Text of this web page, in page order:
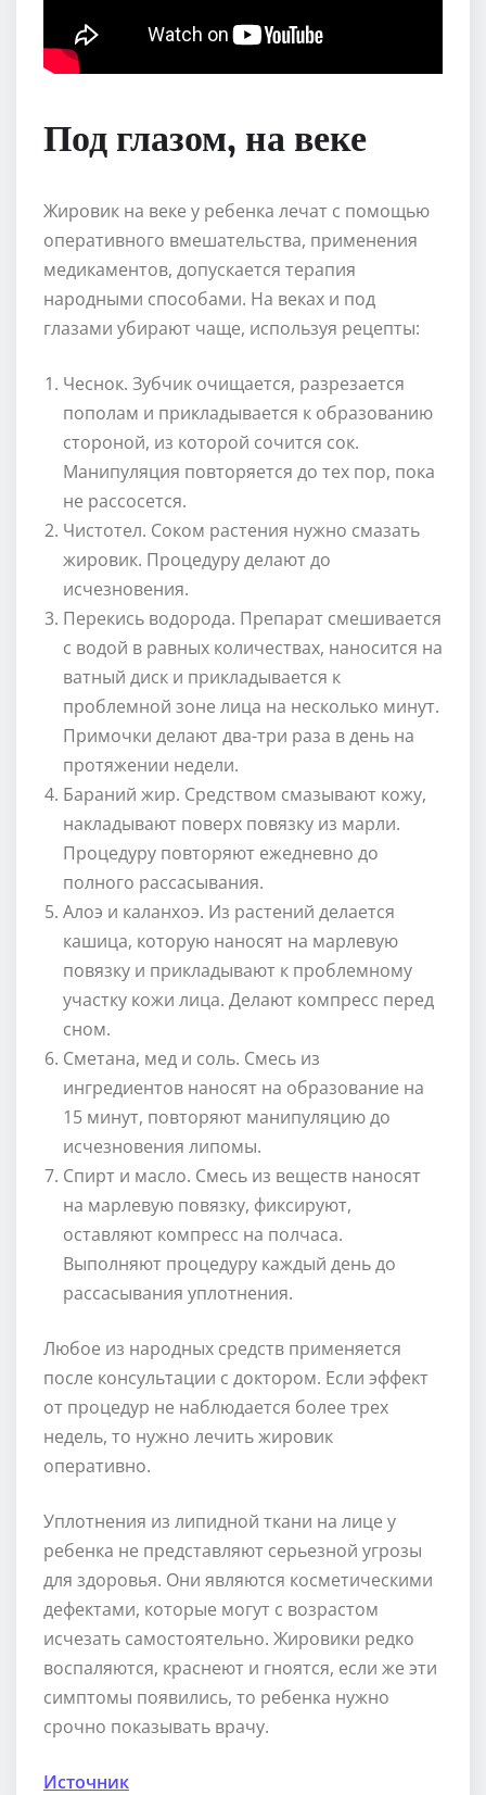
Под глазом, на веке
Жировик на веке у ребенка лечат с помощью
оперативного вмешательства, применения
медикаментов, допускается терапия
народными способами. На веках и под
глазами убирают чаще, используя рецепты:
Чеснок. Зубчик очищается, разрезается
пополам и прикладывается к образованию
стороной, из которой сочится сок.
Манипуляция повторяется до тех пор, пока
не рассосется.
Чистотел. Соком растения нужно смазать
жировик. Процедуру делают до
исчезновения.
Перекись водорода. Препарат смешивается
с водой в равных количествах, наносится на
ватный диск и прикладывается к
проблемной зоне лица на несколько минут.
Примочки делают два-три раза в день на
протяжении недели.
Бараний жир. Средством смазывают кожу,
накладывают поверх повязку из марли.
Процедуру повторяют ежедневно до
полного рассасывания.
Алоэ и каланхоэ. Из растений делается
кашица, которую наносят на марлевую
повязку и прикладывают к проблемному
участку кожи лица. Делают компресс перед
сном.
Сметана, мед и соль. Смесь из
ингредиентов наносят на образование на
15 минут, повторяют манипуляцию до
исчезновения липомы.
Спирт и масло. Смесь из веществ наносят
на марлевую повязку, фиксируют,
оставляют компресс на полчаса.
Выполняют процедуру каждый день до
рассасывания уплотнения.
Любое из народных средств применяется
после консультации с доктором. Если эффект
от процедур не наблюдается более трех
недель, то нужно лечить жировик
оперативно.
Уплотнения из липидной ткани на лице у
ребенка не представляют серьезной угрозы
для здоровья. Они являются косметическими
дефектами, которые могут с возрастом
исчезать самостоятельно. Жировики редко
воспаляются, краснеют и гноятся, если же эти
симптомы появились, то ребенка нужно
срочно показывать врачу.
Источник